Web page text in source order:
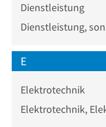
Dienstleistung
Dienstleistung,
E
Elektrotechnik
Elektrotechnik,